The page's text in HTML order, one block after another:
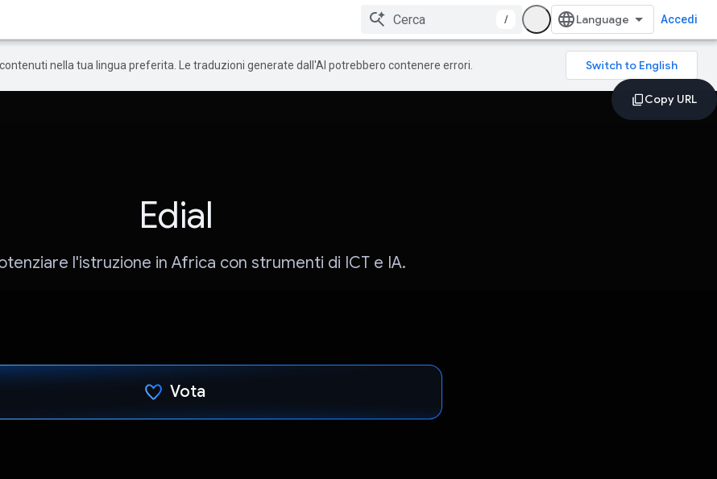
/ Accedi
nella tua lingua preferita. Le traduzioni generate dall'AI potrebbero contenere errori.
Edial
l'istruzione in Africa con strumenti di ICT e IA.
Vota